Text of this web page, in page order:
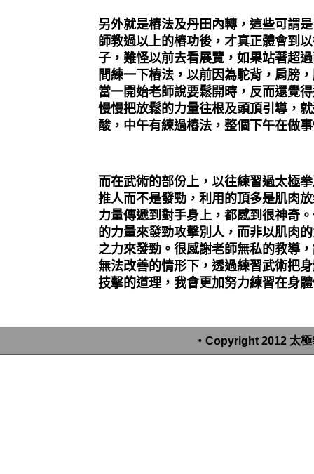
另外就是樁法及丹田內轉，這些可謂
師教過以上的樁功後，才真正體會到
子，難怪以前去看展覽，如果站著超
間練一下樁法，以前因為駝背，肩膀
當一開始老師說要鬆開時，反而還覺
慢慢把放鬆的力量往根及頭頂引導，
酸，中午有練過樁法，整個下午在做
而在武術的部份上，以往練習過太極
推人而不是發勁，利用的頂多是肌肉
力量傳遞到對手身上，都感到很神奇
的力量來發勁攻擊別人，而非以肌肉
之力來發勁。很感謝老師無私的教導
無法改善的情形下，透過練習武術把
技擊的道理，我會更加努力練習在身
‧Copyright 2012 太